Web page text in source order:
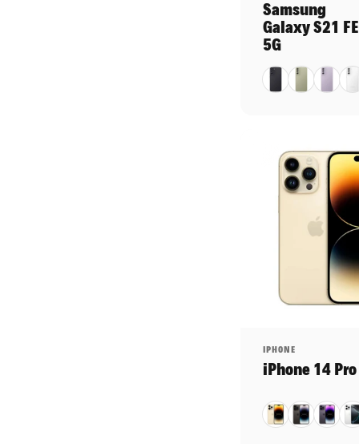
Samsung
Galaxy S21 FE
5G
NoirVert pâle
Distributeur:
IPHONE
iPhone 14 Pro
Or NoirViolet